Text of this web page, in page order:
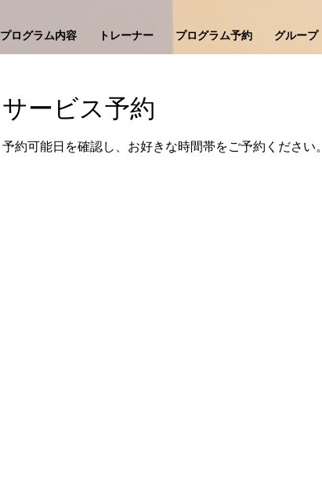
プログラム内容 トレーナー プログラム予約 グループ
サービス予約
予約可能日を確認し、お好きな時間帯をご予約ください。